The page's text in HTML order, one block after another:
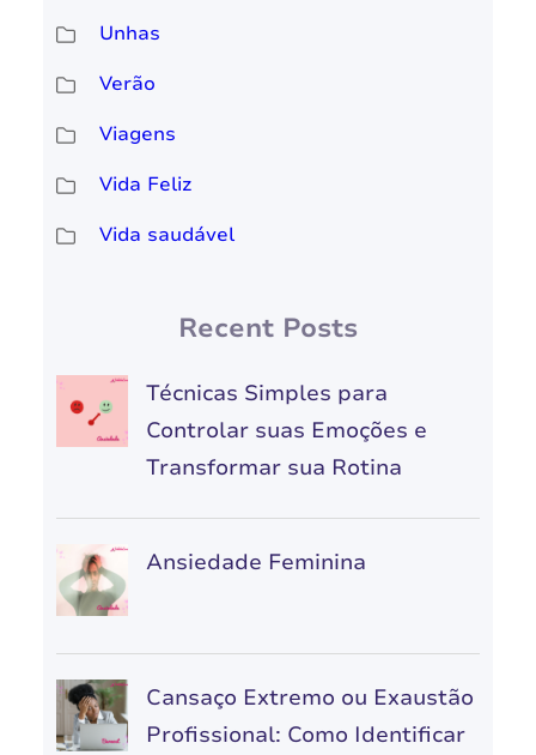
Unhas
Verão
Viagens
Vida Feliz
Vida saudável
Recent Posts
Técnicas Simples para
Controlar suas Emoções e
Transformar sua Rotina
Ansiedade Feminina
Cansaço Extremo ou Exaustão
Profissional: Como Identificar